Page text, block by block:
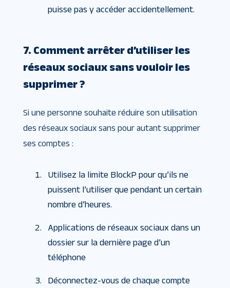
puisse pas y accéder accidentellement.
7. Comment arrêter d’utiliser les
réseaux sociaux sans vouloir les
supprimer ?
Si une personne souhaite réduire son utilisation
des réseaux sociaux sans pour autant supprimer
ses comptes :
Utilisez la limite BlockP pour qu’ils ne
puissent l’utiliser que pendant un certain
nombre d’heures.
Applications de réseaux sociaux dans un
dossier sur la dernière page d’un
téléphone
Déconnectez-vous de chaque compte